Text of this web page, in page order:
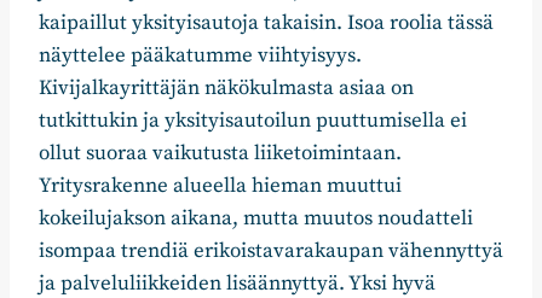
kaipaillut yksityisautoja takaisin. Isoa roolia tässä
näyttelee pääkatumme viihtyisyys.
Kivijalkayrittäjän näkökulmasta asiaa on
tutkittukin ja yksityisautoilun puuttumisella ei
ollut suoraa vaikutusta liiketoimintaan.
Yritysrakenne alueella hieman muuttui
kokeilujakson aikana, mutta muutos noudatteli
isompaa trendiä erikoistavarakaupan vähennyttyä
ja palveluliikkeiden lisäännyttyä. Yksi hyvä